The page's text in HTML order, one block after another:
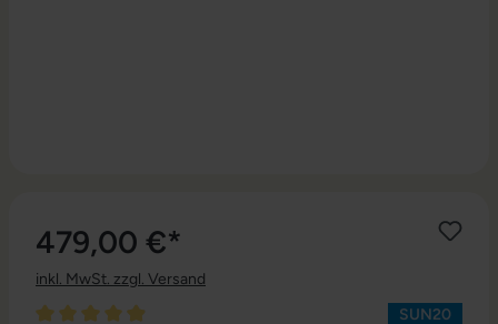
479,00 €*
inkl. MwSt. zzgl. Versand
SUN20